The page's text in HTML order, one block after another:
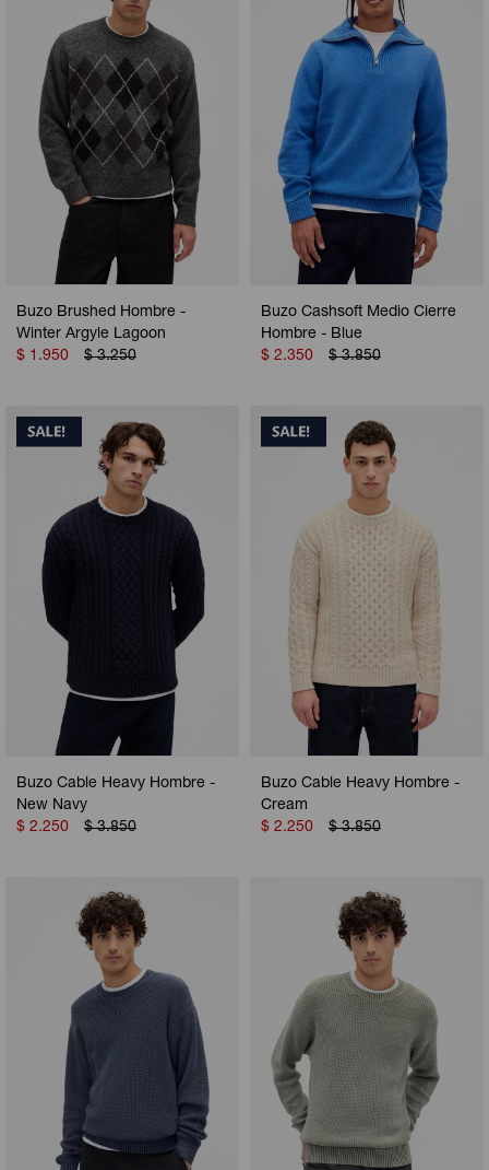
Buzo Brushed Hombre -
Winter Argyle Lagoon
$ 1.950 $ 3.250
Buzo Cashsoft Medio Cierre
Hombre - Blue
$ 2.350 $ 3.850
Buzo Cable Heavy Hombre -
New Navy
$ 2.250 $ 3.850
Buzo Cable Heavy Hombre -
Cream
$ 2.250 $ 3.850
Camperas
Musculosas
Shorts
Vestidos y polleras
Pijamas
Calzas
Camperas
Chalecos
Shorts
Ropa interior
Polos
Camperas
Chalecos
Ropa interior
Pijamas
Camperas
Pijamas
Sets
Sets